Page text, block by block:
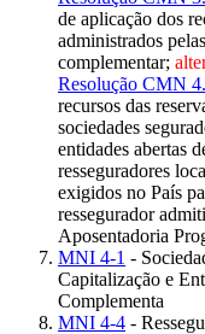
de aplicação dos
administrados
complementar;
Resolução CMN
recursos das
sociedades
entidades abertas
resseguradores
exigidos no País
ressegurador
Aposentadoria
MNI 4-1 -
Capitalização e
Complementa
MNI 4-4 -